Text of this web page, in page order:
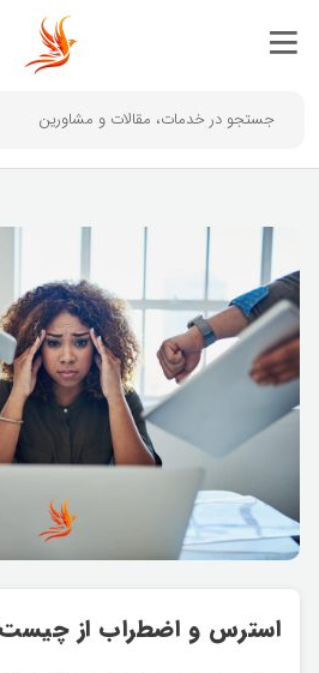
جستجو در خدمات، مقالات و مشاورین
استرس و اضطراب از